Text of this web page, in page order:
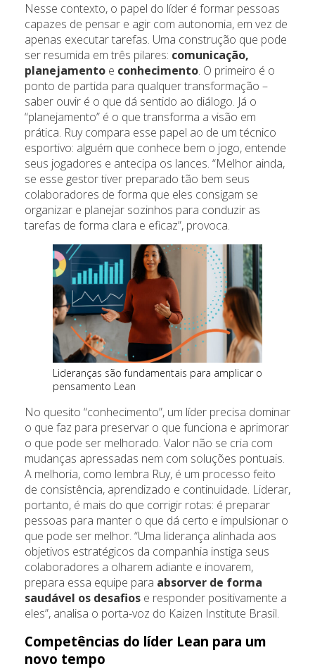
Nesse contexto, o papel do líder é formar pessoas
capazes de pensar e agir com autonomia, em vez de
apenas executar tarefas. Uma construção que pode
ser resumida em três pilares: comunicação,
planejamento e conhecimento. O primeiro é o
ponto de partida para qualquer transformação –
saber ouvir é o que dá sentido ao diálogo. Já o
“planejamento” é o que transforma a visão em
prática. Ruy compara esse papel ao de um técnico
esportivo: alguém que conhece bem o jogo, entende
seus jogadores e antecipa os lances. “Melhor ainda,
se esse gestor tiver preparado tão bem seus
colaboradores de forma que eles consigam se
organizar e planejar sozinhos para conduzir as
tarefas de forma clara e eficaz”, provoca.
Lideranças são fundamentais para amplicar o
pensamento Lean
No quesito “conhecimento”, um líder precisa dominar
o que faz para preservar o que funciona e aprimorar
o que pode ser melhorado. Valor não se cria com
mudanças apressadas nem com soluções pontuais.
A melhoria, como lembra Ruy, é um processo feito
de consistência, aprendizado e continuidade. Liderar,
portanto, é mais do que corrigir rotas: é preparar
pessoas para manter o que dá certo e impulsionar o
que pode ser melhor. “Uma liderança alinhada aos
objetivos estratégicos da companhia instiga seus
colaboradores a olharem adiante e inovarem,
prepara essa equipe para absorver de forma
saudável os desafios e responder positivamente a
eles”, analisa o porta-voz do Kaizen Institute Brasil.
Competências do líder Lean para um
novo tempo